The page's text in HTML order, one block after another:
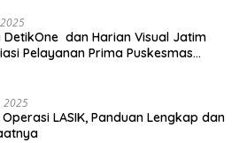
DetikOne dan Harian Visual Jatim
Pelayanan Prima Puskesmas
2025
LASIK, Panduan Lengkap dan